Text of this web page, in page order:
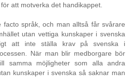
att motverka det handikappet.
facto språk, och man alltså får svårare
utan vettiga kunskaper i svenska
att inte ställa krav på svenska i
När man blir medborgare bör
samma möjligheter som alla andra
kunskaper i svenska så saknar man